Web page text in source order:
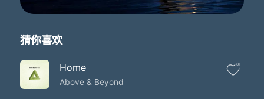
猜你喜欢
Home
Above & Beyond
81